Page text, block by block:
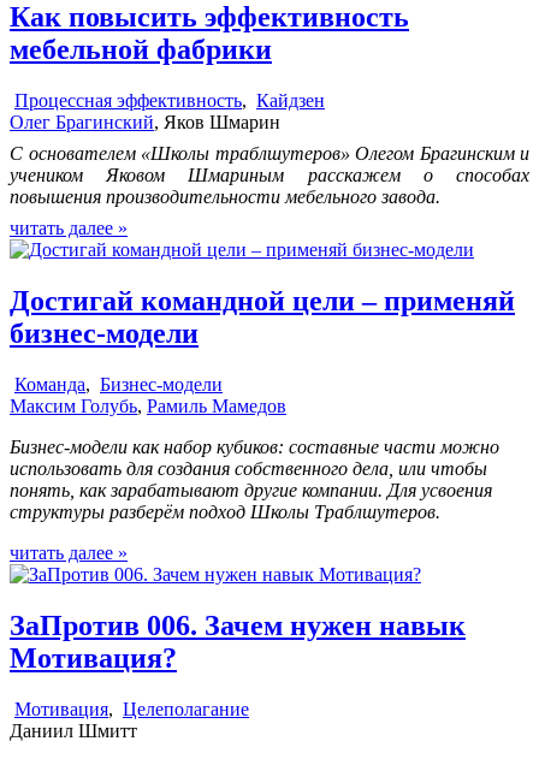
Как повысить эффективность
мебельной фабрики
Процессная эффективность, Кайдзен
Олег Брагинский, Яков Шмарин
С основателем «Школы траблшутеров» Олегом Брагинским и
учеником Яковом Шмариным расскажем о способах
повышения производительности мебельного завода.
читать далее »
Достигай командной цели – применяй
бизнес-модели
Команда, Бизнес-модели
Максим Голубь, Рамиль Мамедов
Бизнес-модели как набор кубиков: составные части можно
использовать для создания собственного дела, или чтобы
понять, как зарабатывают другие компании. Для усвоения
структуры разберём подход Школы Траблшутеров.
читать далее »
ЗаПротив 006. Зачем нужен навык
Мотивация?
Мотивация, Целеполагание
Даниил Шмитт